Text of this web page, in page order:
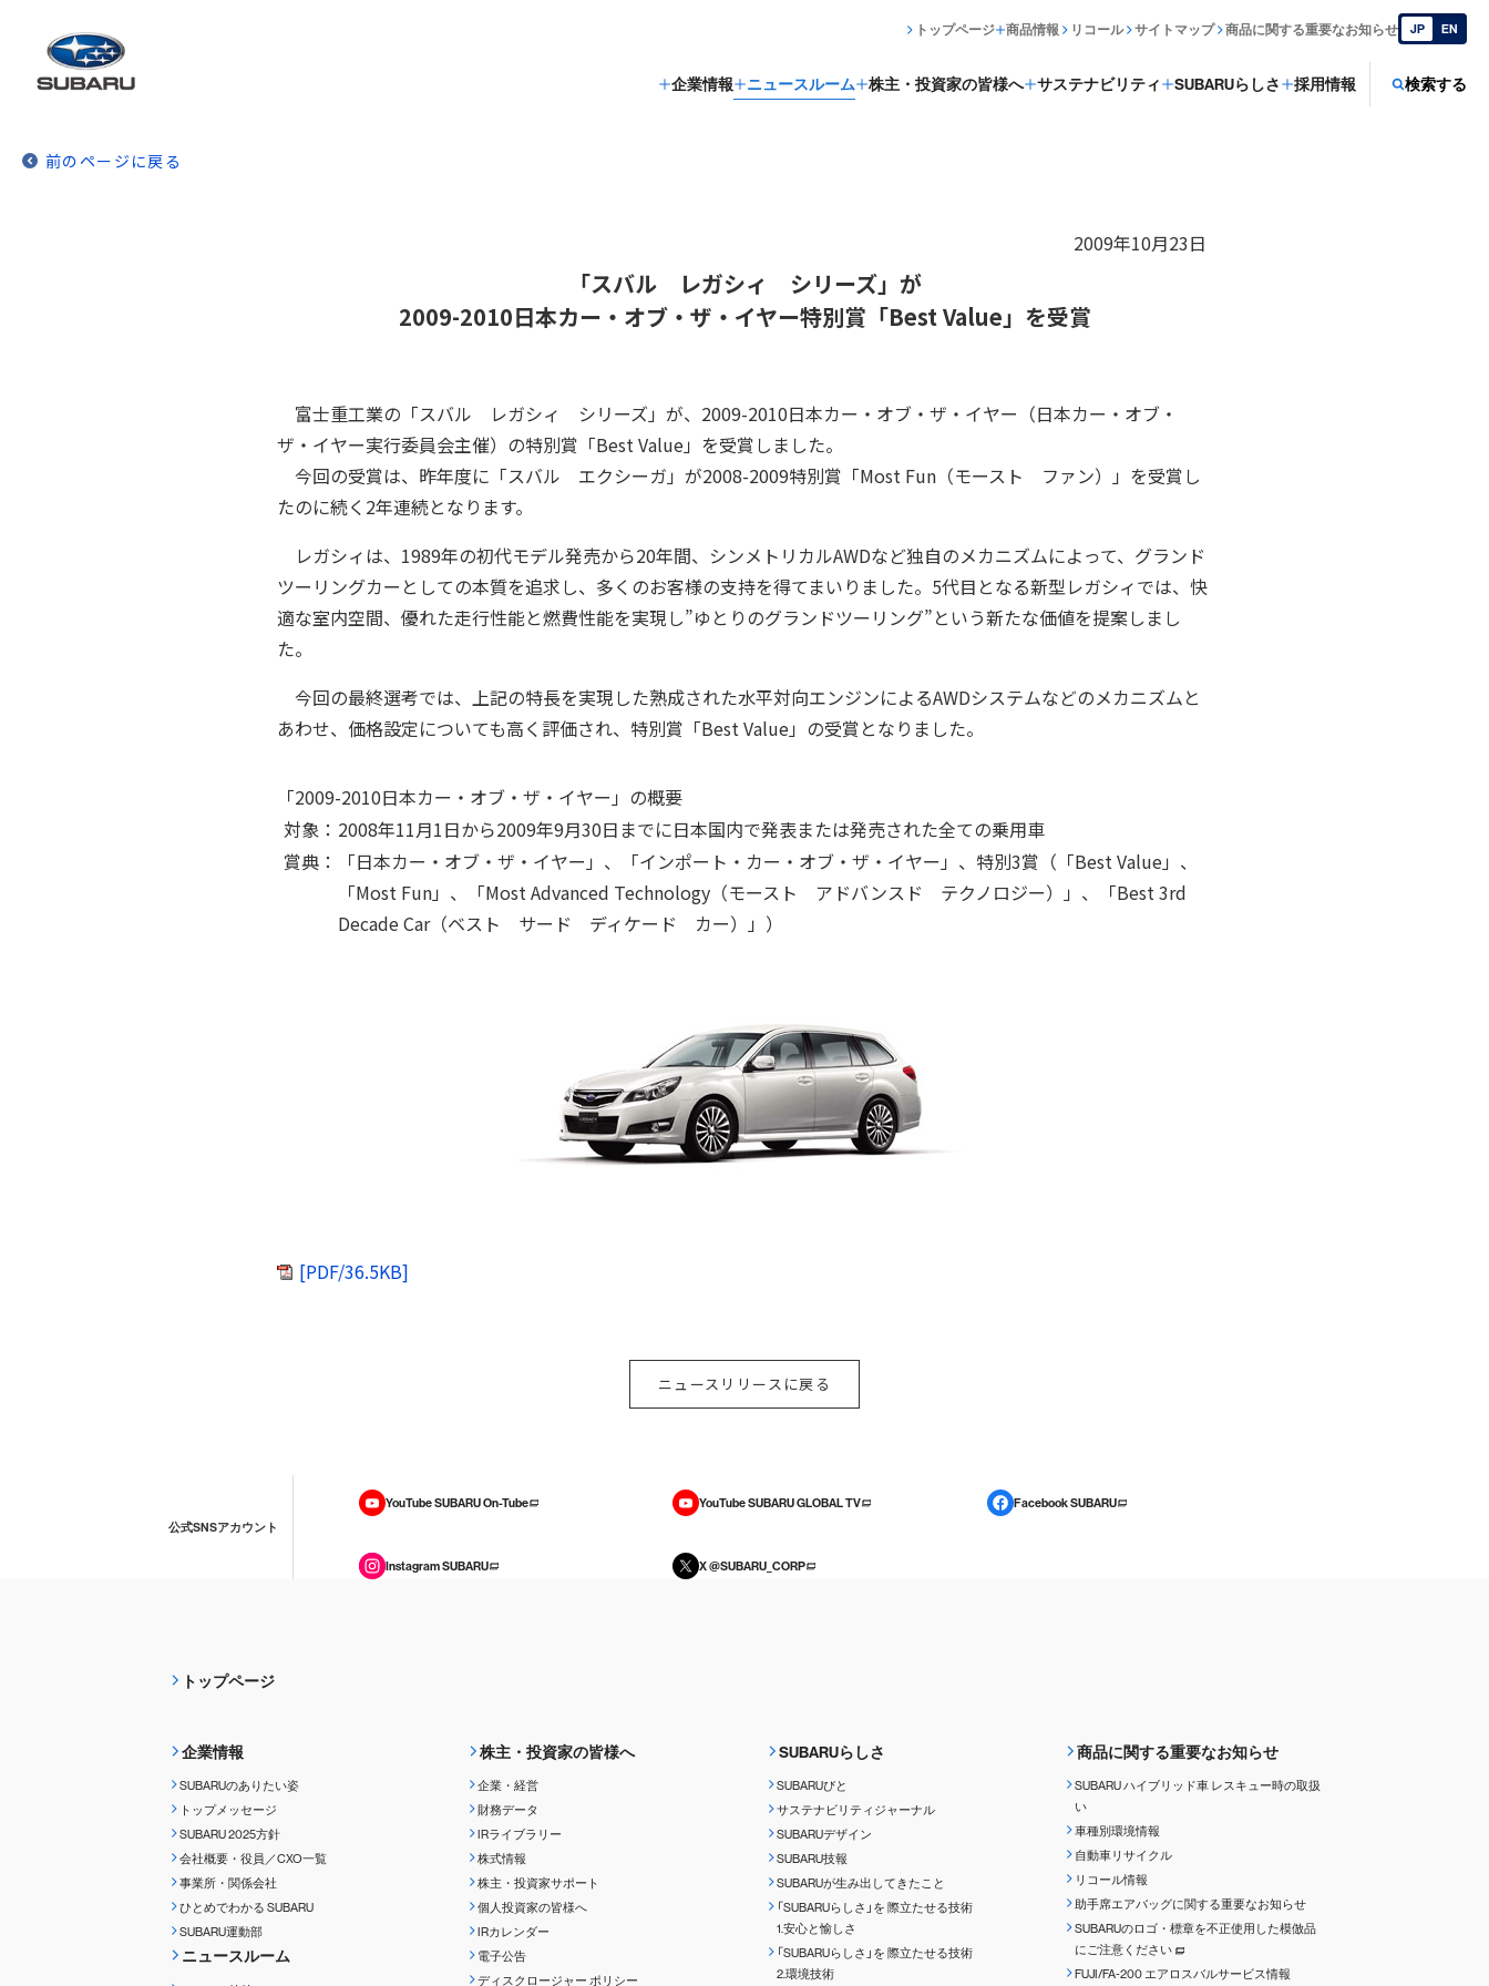
企業情報 ニュースルーム 株主・投資家の皆様へ サステナビリティ SUBARUらしさ 採用情報 検索する
トップページ 商品情報 リコール サイトマップ 商品に関する重要なお知らせ JP EN
前のページに戻る
2009年10月23日
「スバル レガシィ シリーズ」が
2009-2010日本カー・オブ・ザ・イヤー特別賞「Best Value」を受賞
富士重工業の「スバル レガシィ シリーズ」が、2009-2010日本カー・オブ・ザ・イヤー（日本カー・オブ・
ザ・イヤー実行委員会主催）の特別賞「Best Value」を受賞しました。
今回の受賞は、昨年度に「スバル エクシーガ」が2008-2009特別賞「Most Fun（モースト ファン）」を受賞し
たのに続く2年連続となります。
レガシィは、1989年の初代モデル発売から20年間、シンメトリカルAWDなど独自のメカニズムによって、グランド
ツーリングカーとしての本質を追求し、多くのお客様の支持を得てまいりました。5代目となる新型レガシィでは、快
適な室内空間、優れた走行性能と燃費性能を実現し”ゆとりのグランドツーリング”という新たな価値を提案しまし
た。
今回の最終選考では、上記の特長を実現した熟成された水平対向エンジンによるAWDシステムなどのメカニズムと
あわせ、価格設定についても高く評価され、特別賞「Best Value」の受賞となりました。
「2009-2010日本カー・オブ・ザ・イヤー」の概要
対象： 2008年11月1日から2009年9月30日までに日本国内で発表または発売された全ての乗用車
賞典：
「日本カー・オブ・ザ・イヤー」、「インポート・カー・オブ・ザ・イヤー」、特別3賞（「Best Value」、
「Most Fun」、「Most Advanced Technology（モースト アドバンスド テクノロジー）」、「Best 3rd
Decade Car（ベスト サード ディケード カー）」）
[PDF/36.5KB]
ニュースリリースに戻る
公式SNSアカウント
YouTube SUBARU On-Tube YouTube SUBARU GLOBAL TV Facebook SUBARU
Instagram SUBARU X @SUBARU_CORP
トップページ
企業情報
SUBARUのありたい姿
トップメッセージ
SUBARU 2025方針
会社概要・役員／CXO一覧
事業所・関係会社
ひとめでわかる SUBARU
SUBARU運動部
ニュースルーム
株主・投資家の皆様へ
企業・経営
財務データ
IRライブラリー
株式情報
株主・投資家サポート
個人投資家の皆様へ
IRカレンダー
電子公告
ディスクロージャーポリシー
SUBARUらしさ
SUBARUびと
サステナビリティジャーナル
SUBARUデザイン
SUBARU技報
SUBARUが生み出してきたこと
「SUBARUらしさ」を 際立たせる技術
1.安心と愉しさ
「SUBARUらしさ」を 際立たせる技術
2.環境技術
商品に関する重要なお知らせ
SUBARU ハイブリッド車 レスキュー時の取扱
い
車種別環境情報
自動車リサイクル
リコール情報
助手席エアバッグに関する重要なお知らせ
SUBARUのロゴ・標章を不正使用した模倣品
にご注意ください
FUJI/FA-200 エアロスバルサービス情報